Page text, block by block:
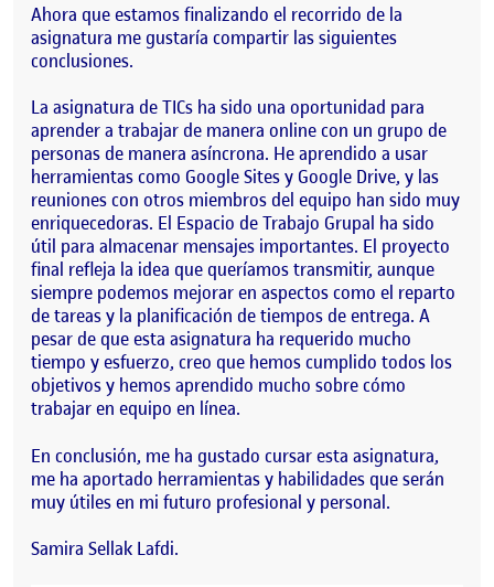
Ahora que estamos finalizando el recorrido de la
asignatura me gustaría compartir las siguientes
conclusiones.
La asignatura de TICs ha sido una oportunidad para
aprender a trabajar de manera online con un grupo de
personas de manera asíncrona. He aprendido a usar
herramientas como Google Sites y Google Drive, y las
reuniones con otros miembros del equipo han sido muy
enriquecedoras. El Espacio de Trabajo Grupal ha sido
útil para almacenar mensajes importantes. El proyecto
final refleja la idea que queríamos transmitir, aunque
siempre podemos mejorar en aspectos como el reparto
de tareas y la planificación de tiempos de entrega. A
pesar de que esta asignatura ha requerido mucho
tiempo y esfuerzo, creo que hemos cumplido todos los
objetivos y hemos aprendido mucho sobre cómo
trabajar en equipo en línea.
En conclusión, me ha gustado cursar esta asignatura,
me ha aportado herramientas y habilidades que serán
muy útiles en mi futuro profesional y personal.
Samira Sellak Lafdi.